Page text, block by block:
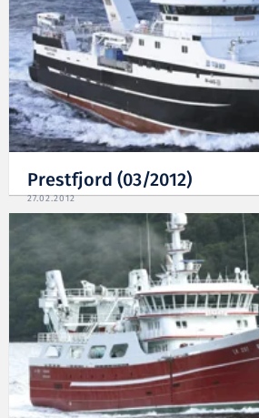
Prestfjord (03/2012)
27.02.2012